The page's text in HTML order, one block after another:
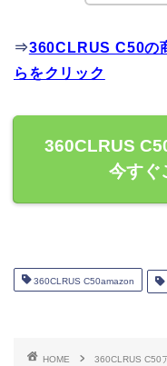
⇒360CLRUS C50の
らをクリック
360CLRUS
今すぐ
360CLRUS C50amazon
HOME
360CLRUS C50